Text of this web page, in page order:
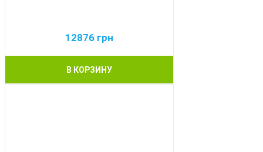
12876 грн
В КОРЗИНУ